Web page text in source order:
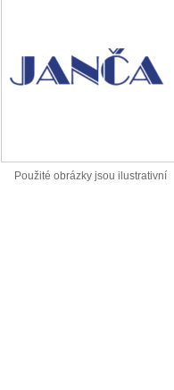
Použité obrázky jsou ilustrativní